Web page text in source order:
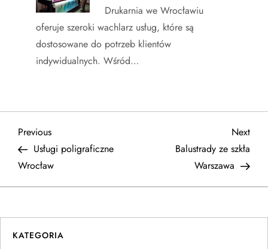
Drukarnia we Wrocławiu
oferuje szeroki wachlarz usług, które są
dostosowane do potrzeb klientów
indywidualnych. Wśród…
N
a
w
i
Previous
Post
Previous
Usługi poligraficzne
Wrocław
Next
Next
Balustrady ze szkła
Warszawa
KATEGORIA